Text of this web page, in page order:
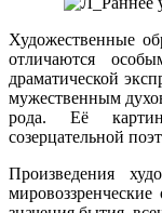
Художественные
отличаются
драматической
мужественным
рода. Её
созерцательной
Произведения